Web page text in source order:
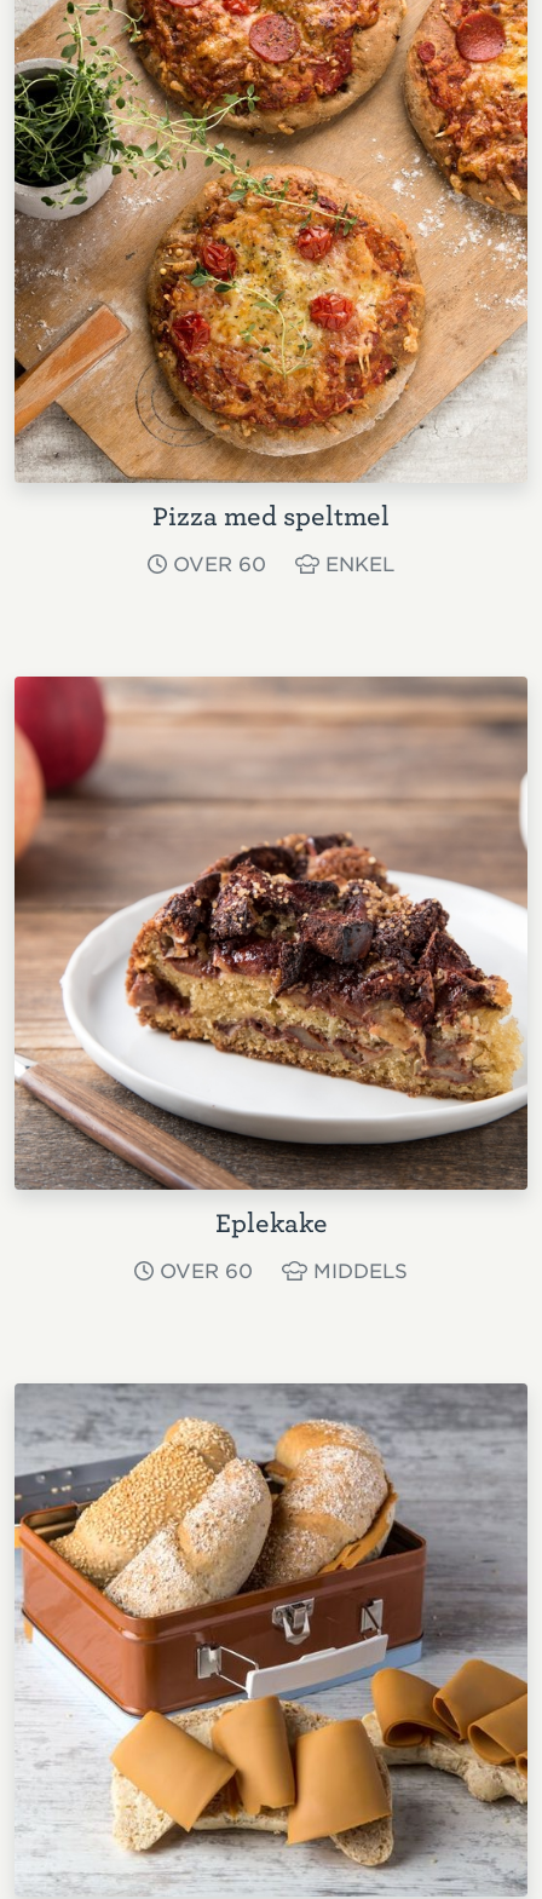
Pizza med speltmel
OVER 60 ENKEL
Eplekake
OVER 60 MIDDELS